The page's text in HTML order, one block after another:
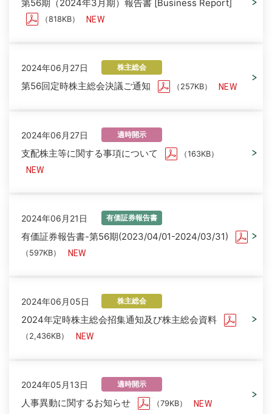
第56期（2024年3月期）報告書 [Business Report]
（818KB）
2024年06月27日 株主総会
第56回定時株主総会決議ご通知 （257KB）
2024年06月27日 適時開示
支配株主等に関する事項について （163KB）
2024年06月21日 有価証券報告書
有価証券報告書-第56期(2023/04/01-2024/03/31)
（597KB）
2024年06月05日 株主総会
2024年定時株主総会招集通知及び株主総会資料
（2,436KB）
2024年05月13日 適時開示
人事異動に関するお知らせ （79KB）